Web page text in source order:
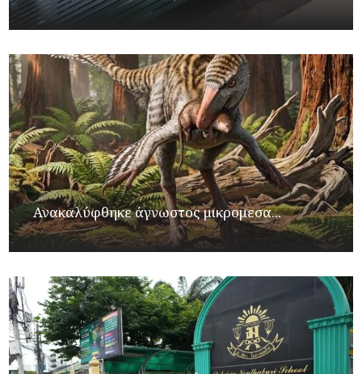
Ανακαλύφθηκε άγνωστος μικρομεσα...